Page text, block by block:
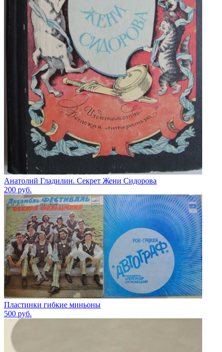
Анатолий Гладилин. Секрет Жени Сидорова
200 руб.
Пластинки гибкие миньоны
500 руб.